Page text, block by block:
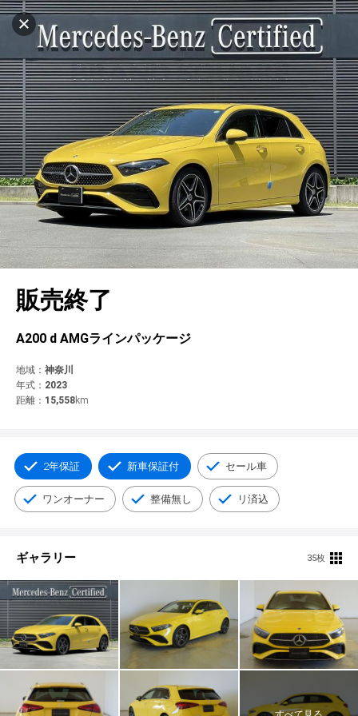
設定中 1032台
車を探す
中古車検索
販売店検索
エリア別最新ニュース
品質と保証
ローン・リース
自動車保険
カタログ情報
アカウント
ログイン
マイアカウント
マイリスト
保存した検索条件
問合せ履歴
アカウントの確認・編集
アフターサービス
アフターサービス
車検／定期点検
コーティング
タイヤ交換
ボディ修理
企業情報
企業概要
業績決算情報
プレスリリース
ヤナセの歴史
リンク
ヤナセ認定中古車
BMW認定中古車
フォルクスワーゲン認定中古車
新車情報
プライバシーポリシー ソーシャルメディアポリシー
利用規約 会社概要
金融商品の勧誘方針
販売終了
A200 d AMGラインパッケージ
地域： 神奈川
年式： 2023
距離： 15,558km
2年保証 新車保証付 セール車
ワンオーナー 整備無し リ済込
ギャラリー 35枚
マイリストに追加
電話で問い合わせ（無料）
キャンセル
東名川崎
サーティファイドカーセンター
販売店情報
地図を見る
在庫一覧
キャンセル